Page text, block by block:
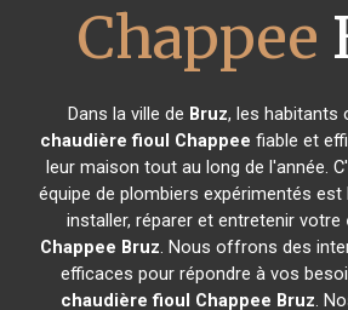
Chappee
Dans la ville de Bruz, les habitants
chaudière fioul Chappee fiable et
leur maison tout au long de l'année.
équipe de plombiers expérimentés
installer, réparer et entretenir votre
Chappee Bruz. Nous offrons des
efficaces pour répondre à vos
chaudière fioul Chappee Bruz.